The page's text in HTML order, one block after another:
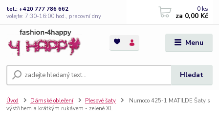
Menu
Hledat
tel.: +420 777 786 662
volejte: 7:30-16:00 hod., pracovní dny
0 ks
za 0,00 Kč
Úvod Dámské oblečení Plesové šaty
Numoco 425-1 MATILDE Šaty s
výstřihem a krátkým rukávem - zelené XL